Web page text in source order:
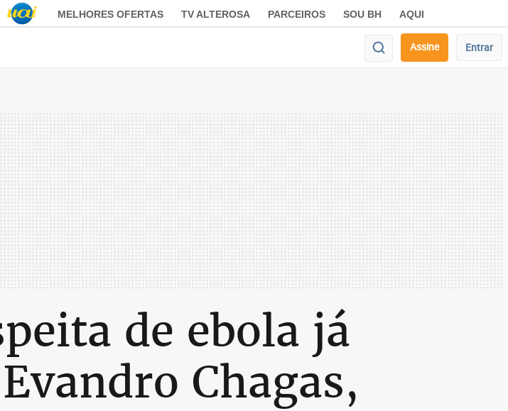
MELHORES OFERTAS TV ALTEROSA PARCEIROS SOU BH AQUI
Assine Entrar
de ebola já
Chagas,